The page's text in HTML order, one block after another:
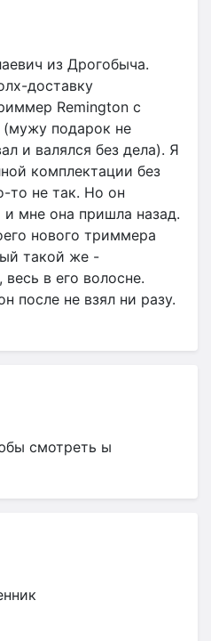
из Дрогобыча.
доставку
Remington с
(мужу подарок не
и валялся без дела). Я
комплектации без
то не так. Но он
и мне она пришла назад.
нового триммера
такой же -
в его волосне.
после не взял ни разу.
смотреть ы